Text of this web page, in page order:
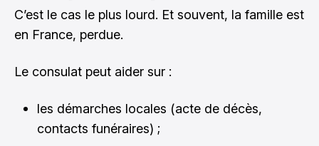
C’est le cas le plus lourd. Et souvent, la famille est
en France, perdue.
Le consulat peut aider sur :
les démarches locales (acte de décès,
contacts funéraires) ;